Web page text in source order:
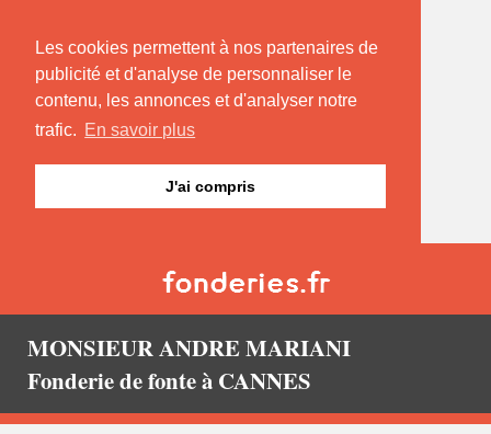
Les cookies permettent à nos partenaires de
publicité et d'analyse de personnaliser le
contenu, les annonces et d'analyser notre
trafic. En savoir plus
J'ai compris
MONSIEUR ANDRE MARIANI
Fonderie de fonte à CANNES